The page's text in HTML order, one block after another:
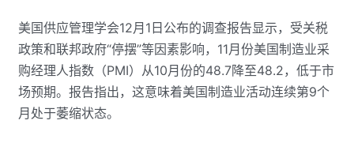
美国供应管理学会12月1日公布的调查报告显示，受关税
政策和联邦政府“停摆”等因素影响，11月份美国制造业采
购经理人指数（PMI）从10月份的48.7降至48.2，低于市
场预期。报告指出，这意味着美国制造业活动连续第9个
月处于萎缩状态。